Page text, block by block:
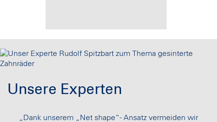
Unsere Experten
„Dank unserem „Net shape“- Ansatz vermeiden wir